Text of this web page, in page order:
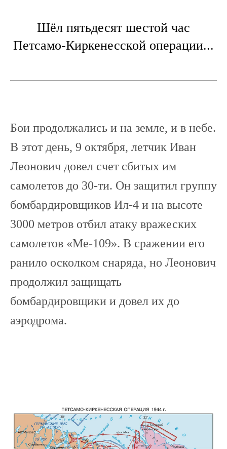
Шёл пятьдесят шестой час
Петсамо-Киркенесской операции...
Бои продолжались и на земле, и в небе.
В этот день, 9 октября, летчик Иван
Леонович довел счет сбитых им
самолетов до 30-ти. Он защитил группу
бомбардировщиков Ил-4 и на высоте
3000 метров отбил атаку вражеских
самолетов «Ме-109». В сражении его
ранило осколком снаряда, но Леонович
продолжил защищать
бомбардировщики и довел их до
аэродрома.